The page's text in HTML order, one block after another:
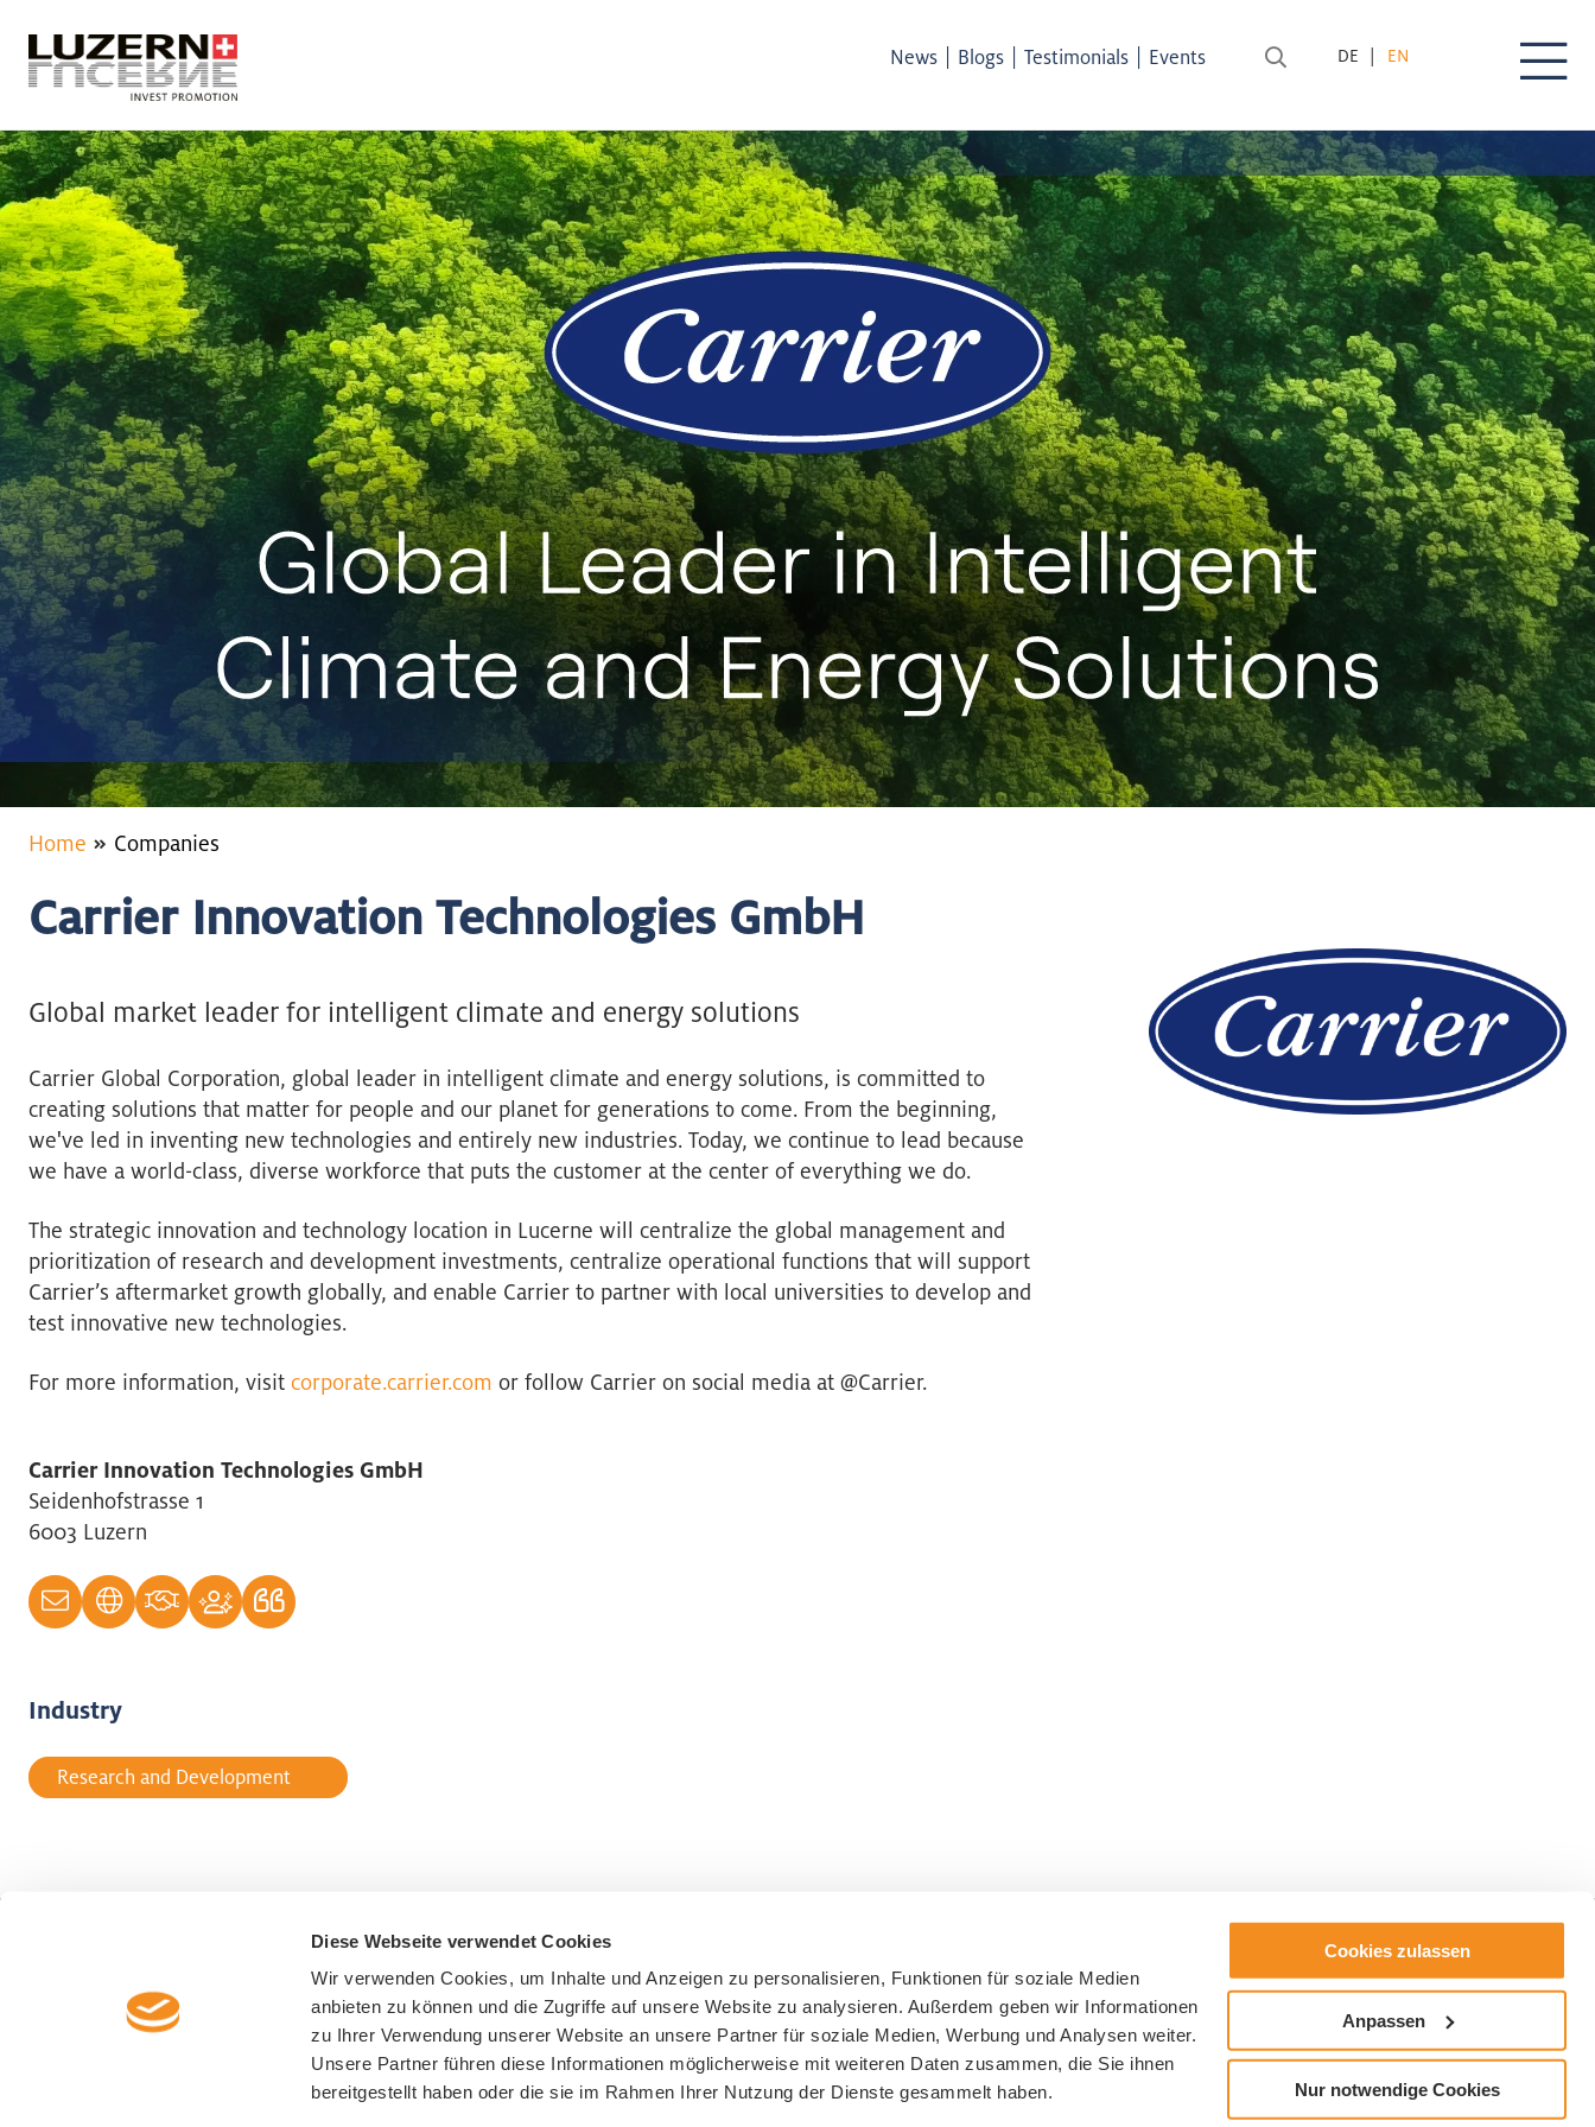
Diese Webseite verwendet Cookies
Wir verwenden Cookies, um Inhalte und Anzeigen zu personalisieren, Funktionen für soziale Medien
anbieten zu können und die Zugriffe auf unsere Website zu analysieren. Außerdem geben wir Informationen
zu Ihrer Verwendung unserer Website an unsere Partner für soziale Medien, Werbung und Analysen weiter.
Unsere Partner führen diese Informationen möglicherweise mit weiteren Daten zusammen, die Sie ihnen
bereitgestellt haben oder die sie im Rahmen Ihrer Nutzung der Dienste gesammelt haben.
Cookies zulassen
Anpassen
Nur notwendige Cookies
News Blogs Testimonials Events DE EN
Home Companies
Carrier Innovation Technologies GmbH
Global market leader for intelligent climate and energy solutions
Carrier Global Corporation, global leader in intelligent climate and energy solutions, is committed to
creating solutions that matter for people and our planet for generations to come. From the beginning,
we've led in inventing new technologies and entirely new industries. Today, we continue to lead because
we have a world-class, diverse workforce that puts the customer at the center of everything we do.
The strategic innovation and technology location in Lucerne will centralize the global management and
prioritization of research and development investments, centralize operational functions that will support
Carrier’s aftermarket growth globally, and enable Carrier to partner with local universities to develop and
test innovative new technologies.
For more information, visit corporate.carrier.com or follow Carrier on social media at @Carrier.
Carrier Innovation Technologies GmbH
Seidenhofstrasse 1
6003 Luzern
Industry
Research and Development
Alpenquai 30
CH-6005 Luzern
Representative in
Switzerland, USA